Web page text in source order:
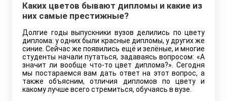
Каких цветов бывают дипломы и какие из
них самые престижные?
Долгие годы выпускники вузов делились по цвету
диплома: у одних были красные дипломы, у других же
синие. Сейчас же появились ещё и зелёные, и многие
студенты начали путаться, задаваясь вопросом: «А
значит ли вообще что-то цвет диплома?». Сегодня
мы постараемся вам дать ответ на этот вопрос, а
также объясним, отличия дипломов по цвету и
какому лучше всего стремиться, обучаясь в вузе.